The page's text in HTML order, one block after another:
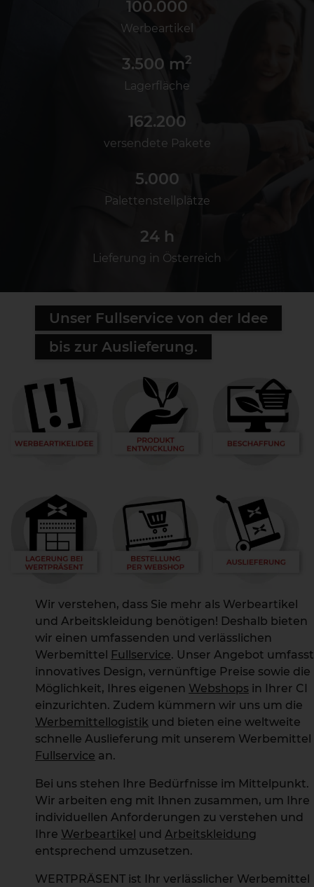
Werbeartikel
100.000
Lagerfläche
3.500 m2
versendete Pakete
162.200
Palettenstellplätze
5.000
Lieferung in Österreich
24 h
Unser Fullservice von der Idee
bis zur Auslieferung.
Wir verstehen, dass Sie mehr als Werbeartikel
und Arbeitskleidung benötigen! Deshalb bieten
wir einen umfassenden und verlässlichen
Werbemittel
Fullservice. Unser Angebot umfasst
innovatives Design, vernünftige Preise sowie die
Möglichkeit, Ihres eigenen Webshops in Ihrer CI
einzurichten. Zudem kümmern wir uns um die
Werbemittellogistik und bieten eine weltweite
schnelle Auslieferung mit unserem Werbemittel
Fullservice an.
Bei uns stehen Ihre Bedürfnisse im Mittelpunkt.
Wir arbeiten eng mit Ihnen zusammen, um Ihre
individuellen Anforderungen zu verstehen und
Ihre Werbeartikel und Arbeitskleidung
entsprechend umzusetzen.
WERTPRÄSENT ist Ihr verlässlicher Werbemittel